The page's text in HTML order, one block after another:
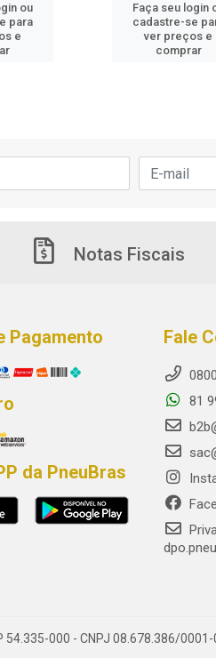
ou
para
e
Faça seu login
cadastre-se
ver preços e
comprar
Notas Fiscais
Pagamento
da PneuBras
Fale
81
000 - CNPJ 08.678.386/